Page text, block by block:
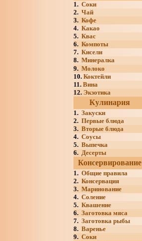
1. Соки
2. Чай
3. Кофе
4. Какао
5. Квас
6. Компоты
7. Кисели
8. Минералка
9. Молоко
10. Коктейли
11. Вина
12. Экзотика
Кулинария
1. Закуски
2. Первые блюда
3. Вторые блюда
4. Соусы
5. Выпечка
6. Десерты
Консервирование
1. Общие правила
2. Консервация
3. Маринование
4. Соление
5. Квашение
6. Заготовка мяса
7. Заготовка рыбы
8. Варенье
9. Соки